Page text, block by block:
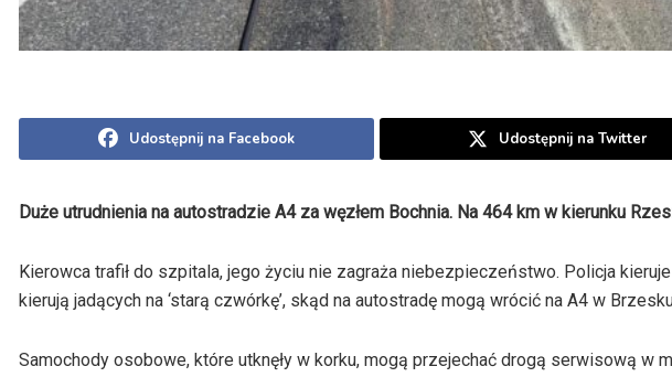
Udostępnij na Facebook Udostępnij na Twitter
Duże utrudnienia na autostradzie A4 za węzłem Bochnia. Na 464 km w kierunku
Kierowca trafił do szpitala, jego życiu nie zagraża niebezpieczeństwo. Policja
kierują jadących na ‘starą czwórkę’, skąd na autostradę mogą wrócić na A4 w
Samochody osobowe, które utknęły w korku, mogą przejechać drogą serwisową w